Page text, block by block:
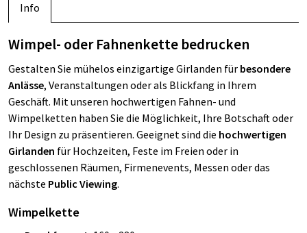
Info
Wimpel- oder Fahnenkette bedrucken
Gestalten Sie mühelos einzigartige Girlanden für besondere
Anlässe, Veranstaltungen oder als Blickfang in Ihrem
Geschäft. Mit unseren hochwertigen Fahnen- und
Wimpelketten haben Sie die Möglichkeit, Ihre Botschaft oder
Ihr Design zu präsentieren. Geeignet sind die hochwertigen
Girlanden für Hochzeiten, Feste im Freien oder in
geschlossenen Räumen, Firmenevents, Messen oder das
nächste Public Viewing.
Wimpelkette